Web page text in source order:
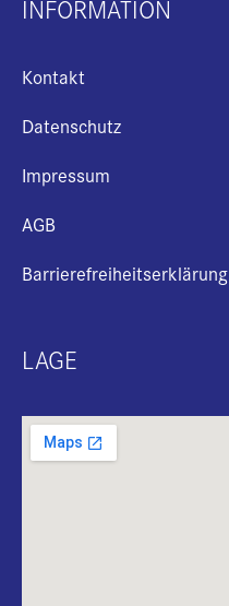
INFORMATION
Kontakt
Datenschutz
Impressum
AGB
Barrierefreiheitserklärung
LAGE